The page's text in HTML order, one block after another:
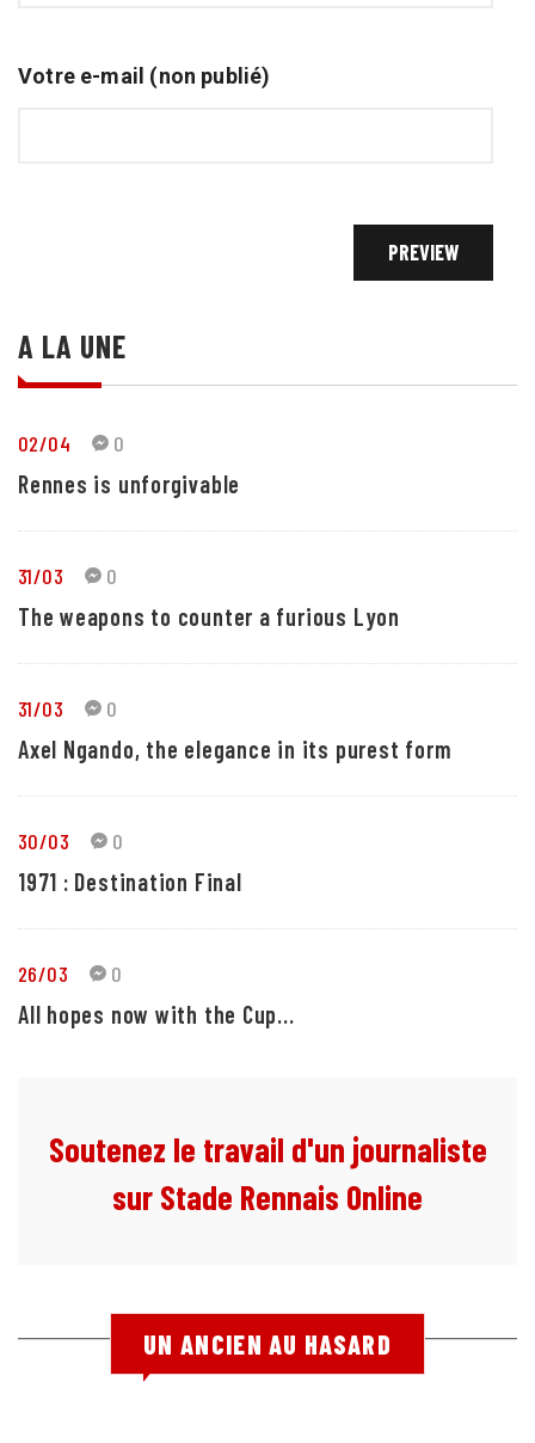
Votre e-mail (non publié)
A LA UNE
02/04 0
Rennes is unforgivable
31/03 0
The weapons to counter a furious Lyon
31/03 0
Axel Ngando, the elegance in its purest form
30/03 0
1971 : Destination Final
26/03 0
All hopes now with the Cup...
Soutenez le travail d'un journaliste
sur Stade Rennais Online
UN ANCIEN AU HASARD